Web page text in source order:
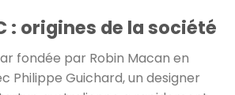
: origines de la société
fondée par Robin Macan en
Philippe Guichard, un designer